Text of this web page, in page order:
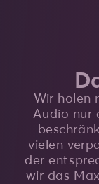
Wir holen
Audio nur
vielen
der
wir das